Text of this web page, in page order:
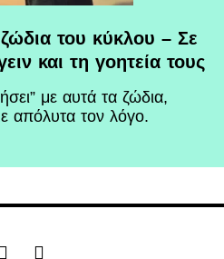
του κύκλου – Σε
και τη γοητεία τους
με αυτά τα ζώδια,
απόλυτα τον λόγο.
F I